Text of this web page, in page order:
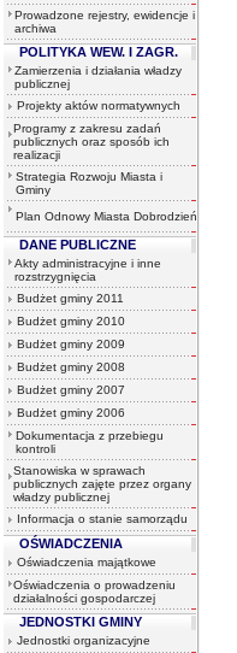
Prowadzone rejestry, ewidencje i
archiwa
POLITYKA WEW. I ZAGR.
Zamierzenia i działania władzy
publicznej
Projekty aktów normatywnych
Programy z zakresu zadań
publicznych oraz sposób ich
realizacji
Strategia Rozwoju Miasta i
Gminy
Plan Odnowy Miasta Dobrodzień
DANE PUBLICZNE
Akty administracyjne i inne
rozstrzygnięcia
Budżet gminy 2011
Budżet gminy 2010
Budżet gminy 2009
Budżet gminy 2008
Budżet gminy 2007
Budżet gminy 2006
Dokumentacja z przebiegu
kontroli
Stanowiska w sprawach
publicznych zajęte przez organy
władzy publicznej
Informacja o stanie samorządu
OŚWIADCZENIA
Oświadczenia majątkowe
Oświadczenia o prowadzeniu
działalności gospodarczej
JEDNOSTKI GMINY
Jednostki organizacyjne